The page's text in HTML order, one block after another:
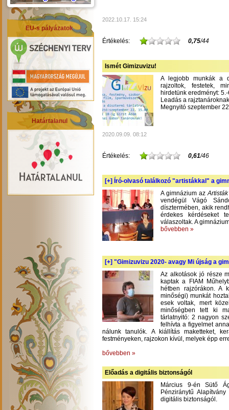
EU-s pályázatok
Határtalanul
2022.10.17. 15:24
Értékelés: 0,75/44
Ismét Gimizuvizu!
A legjobb munkák a
rajzoltok, festetek,
hirdetünk eredményt:
Leadás a
Megnyitó szeptember
2020.09.09. 08:12
Értékelés: 0,61/46
[+] Író-olvasó találkozó "artistákkal" a
A gimnázium az
vendégül Vágó
dísztermében, akik
érdekes kérdéseket
válaszoltak. A
bővebben »
[+] "Gimizuvizu 2020- avagy Mi újság a
Az alkotások jó része
kaptak a FIAM
hétben rajzórákon. A
minőségi) munkát
esek voltak, mert
minőségben tett ki
tárlatnyitó: 2 nagyon
felhívta a figyelmet
nálunk tanulók. A kiállítás maketteket,
festményeken, rajzokon kívül, melyek épp
bővebben »
Előadás a digitális biztonságól
Március 9-én Sütő
Pénziránytű
digitális biztonságól.